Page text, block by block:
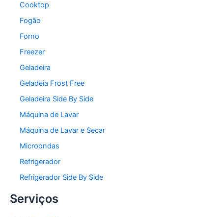
Cooktop
Fogão
Forno
Freezer
Geladeira
Geladeia Frost Free
Geladeira Side By Side
Máquina de Lavar
Máquina de Lavar e Secar
Microondas
Refrigerador
Refrigerador Side By Side
Serviços